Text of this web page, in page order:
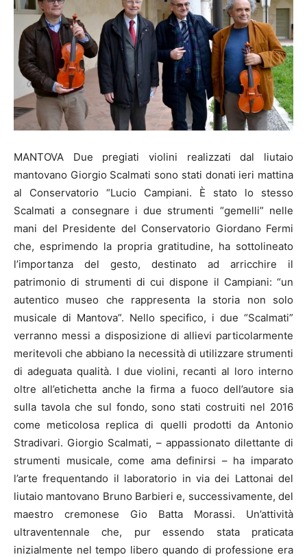
MANTOVA Due pregiati violini realizzati dal liutaio
mantovano Giorgio Scalmati sono stati donati ieri mattina
al Conservatorio “Lucio Campiani. È stato lo stesso
Scalmati a consegnare i due strumenti “gemelli” nelle
mani del Presidente del Conservatorio Giordano Fermi
che, esprimendo la propria gratitudine, ha sottolineato
l’importanza del gesto, destinato ad arricchire il
patrimonio di strumenti di cui dispone il Campiani: “un
autentico museo che rappresenta la storia non solo
musicale di Mantova”. Nello specifico, i due “Scalmati”
verranno messi a disposizione di allievi particolarmente
meritevoli che abbiano la necessità di utilizzare strumenti
di adeguata qualità. I due violini, recanti al loro interno
oltre all’etichetta anche la firma a fuoco dell’autore sia
sulla tavola che sul fondo, sono stati costruiti nel 2016
come meticolosa replica di quelli prodotti da Antonio
Stradivari. Giorgio Scalmati, – appassionato dilettante di
strumenti musicale, come ama definirsi – ha imparato
l’arte frequentando il laboratorio in via dei Lattonai del
liutaio mantovano Bruno Barbieri e, successivamente, del
maestro cremonese Gio Batta Morassi. Un’attività
ultraventennale che, pur essendo stata praticata
inizialmente nel tempo libero quando di professione era